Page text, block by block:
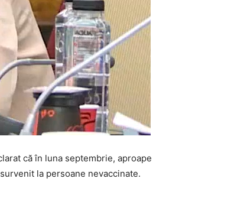
că în luna septembrie, aproape
la persoane nevaccinate.